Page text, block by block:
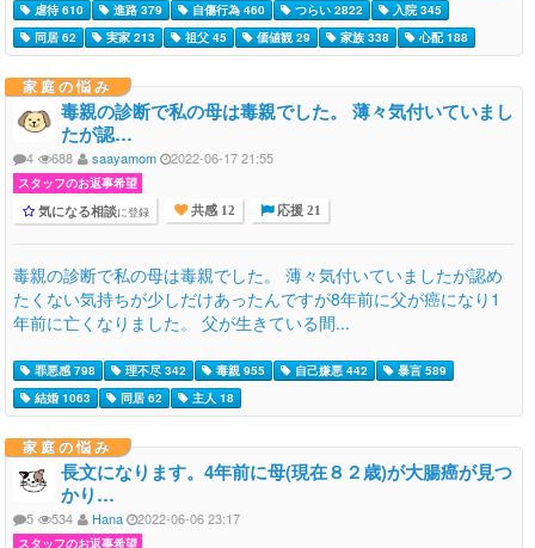
虐待 610
進路 379 自傷行為 460 つらい 2822
入院 345
同居 62
実家 213 祖父 45 価値観 29 家族 338 心配 188
家庭の悩み
毒親の診断で私の母は毒親でした。 薄々気付いていまし
たが認…
4 688 saayamom 2022-06-17 21:55
スタッフのお返事希望
気になる相談に登録 共感 12 応援 21
毒親の診断で私の母は毒親でした。 薄々気付いていましたが認め
たくない気持ちが少しだけあったんですが8年前に父が癌になり1
年前に亡くなりました。 父が生きている間...
罪悪感 798 理不尽 342 毒親 955 自己嫌悪 442
暴言 589
結婚 1063
同居 62 主人 18
家庭の悩み
長文になります。4年前に母(現在８２歳)が大腸癌が見つ
かり…
5 534 Hana 2022-06-06 23:17
スタッフのお返事希望